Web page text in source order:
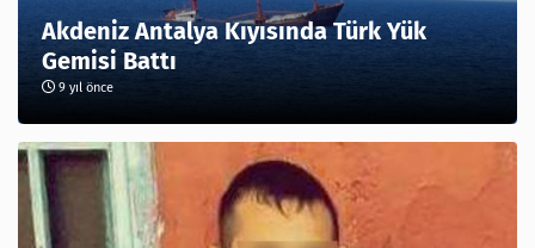
Akdeniz Antalya Kıyısında Türk Yük
Gemisi Battı
9 yıl önce